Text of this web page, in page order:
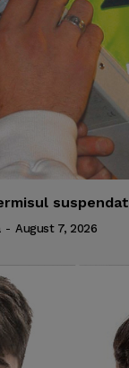
suspendat
- August 7, 2026